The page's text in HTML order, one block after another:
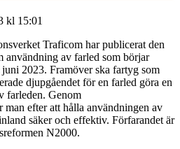
kl 15:01
Traficom har publicerat den
användning av farled som börjar
2023. Framöver ska fartyg som
djupgåendet för en farled göra en
farleden. Genom
man efter att hålla användningen av
säker och effektiv. Förfarandet är
N2000.